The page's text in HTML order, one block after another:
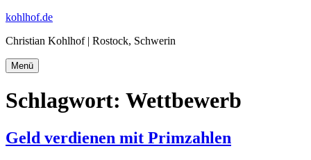
Zum
springen
kohlhof.de
Christian Kohlhof | Rostock, Schwerin
Menü
Schlagwort: Wettbewerb
Geld verdienen mit Primzahlen